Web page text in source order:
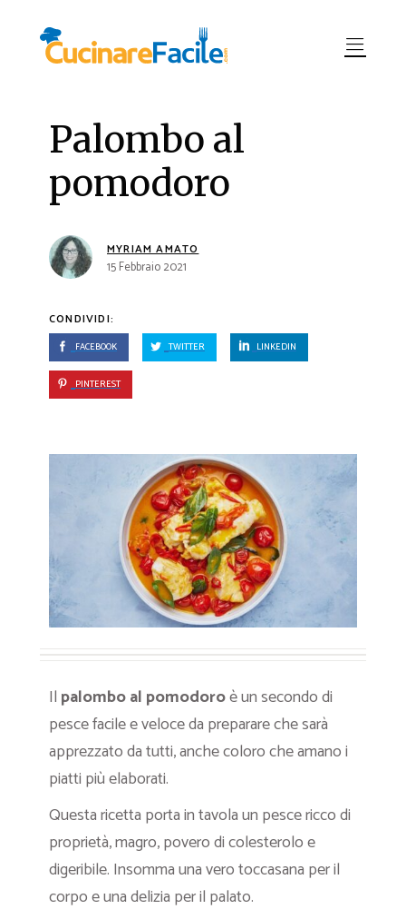
Palombo al
pomodoro
MYRIAM AMATO
15 Febbraio 2021
CONDIVIDI:
FACEBOOK TWITTER LINKEDIN
PINTEREST
Il palombo al pomodoroè un secondo di
pesce facile e veloce da preparare che sarà
apprezzato da tutti, anche coloro che amano i
piatti più elaborati.
Questa ricetta porta in tavola un pesce ricco di
proprietà, magro, povero di colesterolo e
digeribile. Insomma una vero toccasana per il
corpo e una delizia per il palato.